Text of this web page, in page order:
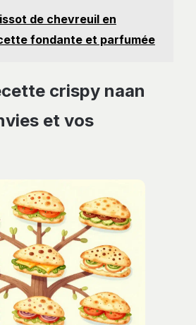
de chevreuil en
fondante et parfumée
crispy naan
et vos